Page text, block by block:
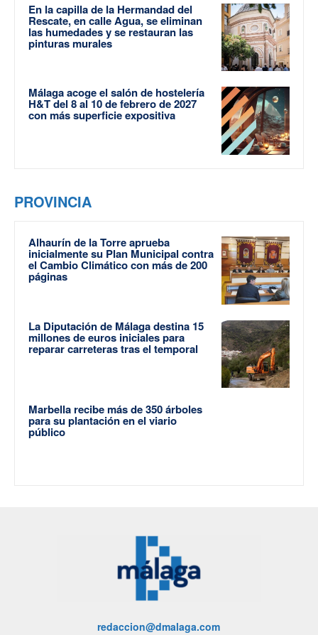
En la capilla de la Hermandad del
Rescate, en calle Agua, se eliminan
las humedades y se restauran las
pinturas murales
Málaga acoge el salón de hostelería
H&T del 8 al 10 de febrero de 2027
con más superficie expositiva
PROVINCIA
Alhaurín de la Torre aprueba
inicialmente su Plan Municipal contra
el Cambio Climático con más de 200
páginas
La Diputación de Málaga destina 15
millones de euros iniciales para
reparar carreteras tras el temporal
Marbella recibe más de 350 árboles
para su plantación en el viario
público
redaccion@dmalaga.com